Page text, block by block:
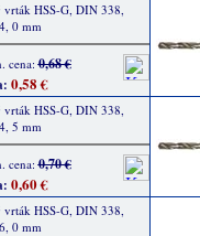
vrták HSS-G, DIN 338,
0 mm
cena:0,68 €
0,58 €
vrták HSS-G, DIN 338,
5 mm
cena:0,70 €
0,60 €
vrták HSS-G, DIN 338,
0 mm